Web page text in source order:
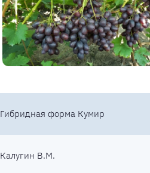
Гибридная форма Кумир
Калугин В.М.